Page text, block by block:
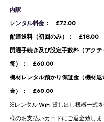
内訳
​レンタル料金 ： £72.00
配達送料（初回のみ）： £18.00
開通手続き及び設定手数料（アクテ
毎）： £60.00
機材レンタル預かり保証金（機材返
金）： £60.00
※レンタル WiFi 貸し出し機器一式
様のお支払いカードにご返金致しま